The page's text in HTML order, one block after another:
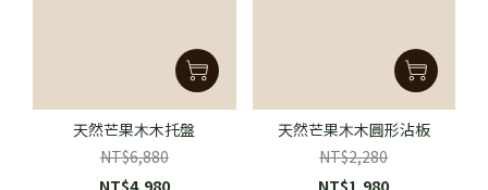
天然芒果⽊木托盤
NT$6,880
NT$4,980
天然芒果⽊木圓形沾板
NT$2,280
NT$1,980